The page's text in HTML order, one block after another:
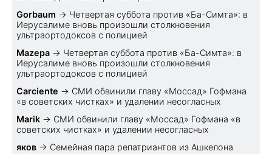
Gorbaum → Четвертая суббота против «Ба-Симта»: в
Иерусалиме вновь произошли столкновения
ультраортодоксов с полицией
Mazepa → Четвертая суббота против «Ба-Симта»: в
Иерусалиме вновь произошли столкновения
ультраортодоксов с полицией
Carciente → СМИ обвинили главу «Моссад» Гофмана
«в советских чистках» и удалении несогласных
Marik → СМИ обвинили главу «Моссад» Гофмана «в
советских чистках» и удалении несогласных
яков → Семейная пара репатриантов из Ашкелона